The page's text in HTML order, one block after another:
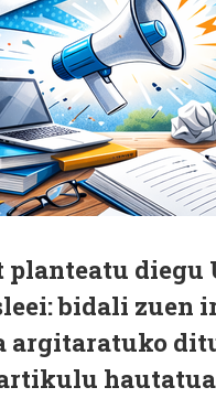
planteatu diegu
bidali
argitaratuko